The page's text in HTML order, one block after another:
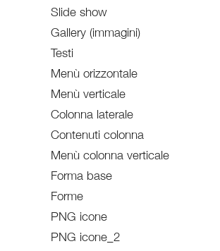
Slide show
Gallery (immagini)
Testi
Menù orizzontale
Menù verticale
Colonna laterale
Contenuti colonna
Menù colonna verticale
Forma base
Forme
PNG icone
PNG icone_2